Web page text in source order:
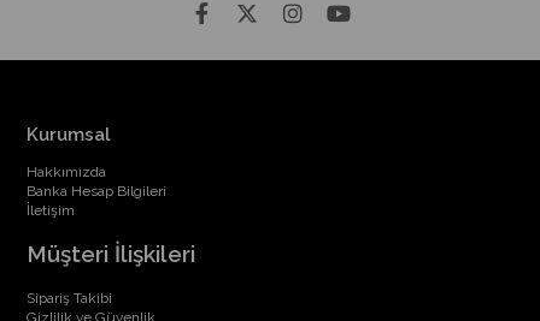
Kurumsal
Hakkımızda
Banka Hesap Bilgileri
İletişim
Müşteri İlişkileri
Sipariş Takibi
Gizlilik ve Güvenlik